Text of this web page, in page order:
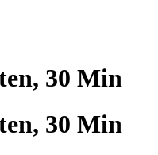
30 Min
30 Min